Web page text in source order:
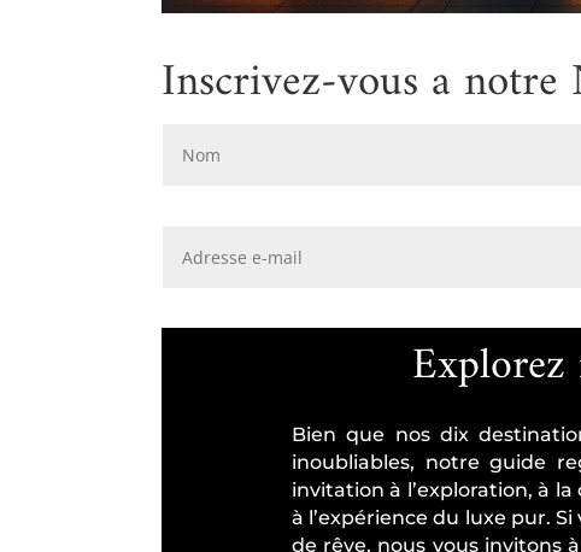
Inscrivez-vous a notre
Bien que nos dix
inoubliables, notre guide
invitation à l’exploration, à
à l’expérience du luxe pur.
de rêve, nous vous invitons